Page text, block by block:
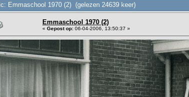
Emmaschool 1970 (2) (gelezen 24639 keer)
Emmaschool 1970 (2)
« Gepost op: 06-04-2006, 13:50:37 »